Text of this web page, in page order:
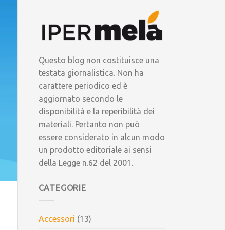
Questo blog non costituisce una
testata giornalistica. Non ha
carattere periodico ed è
aggiornato secondo le
disponibilità e la reperibilità dei
materiali. Pertanto non può
essere considerato in alcun modo
un prodotto editoriale ai sensi
della Legge n.62 del 2001.
CATEGORIE
Accessori (13)